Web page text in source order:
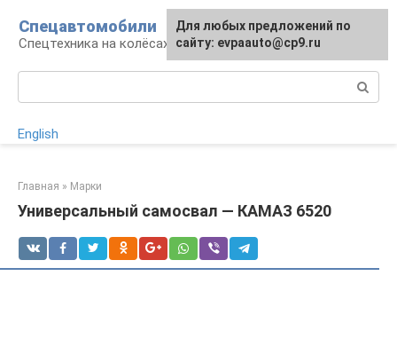
контенту
Спецавтомобили
Спецтехника на колёсах
English
Главная » Марки
Универсальный самосвал — КАМАЗ 6520
Для любых предложений по
сайту: evpaauto@cp9.ru